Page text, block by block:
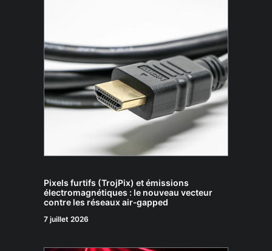
Pixels furtifs (TrojPix) et émissions
électromagnétiques : le nouveau vecteur
contre les réseaux air‑gapped
7 juillet 2026